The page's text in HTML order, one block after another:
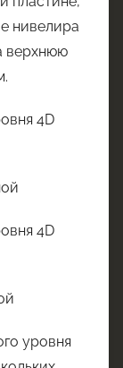
нивелира
верхнюю
уровня